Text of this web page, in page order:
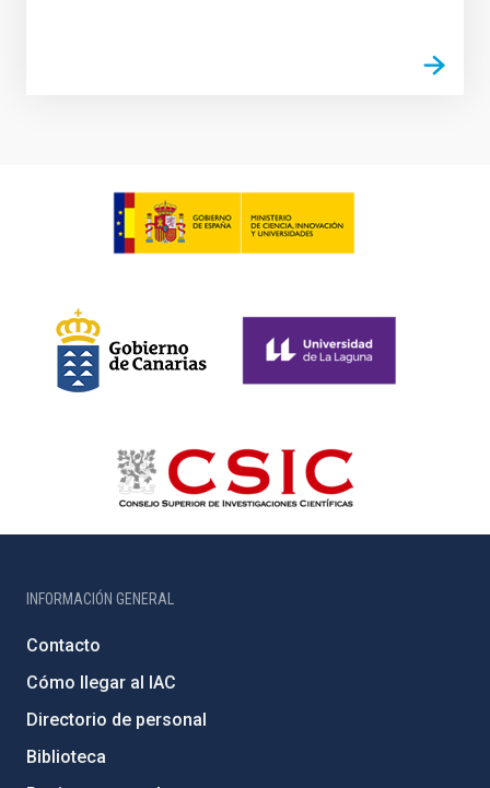
INFORMACIÓN GENERAL
Contacto
Cómo llegar al IAC
Directorio de personal
Biblioteca